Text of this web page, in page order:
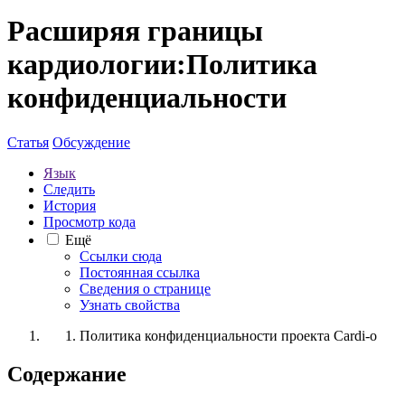
Расширяя границы
кардиологии:Политика
конфиденциальности
Статья Обсуждение
Язык
Следить
История
Просмотр кода
Ещё
Ссылки сюда
Постоянная ссылка
Сведения о странице
Узнать свойства
Политика конфиденциальности проекта Cardi-o
Содержание